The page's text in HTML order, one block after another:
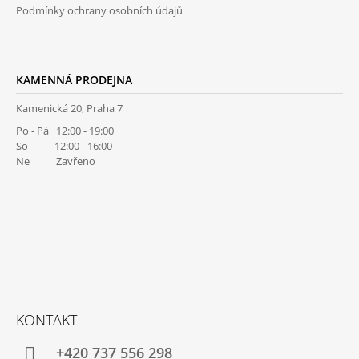
Podmínky ochrany osobních údajů
KAMENNÁ PRODEJNA
Kamenická 20, Praha 7
Po - Pá 12:00 - 19:00
So 12:00 - 16:00
Ne Zavřeno
KONTAKT
+420 737 556 298